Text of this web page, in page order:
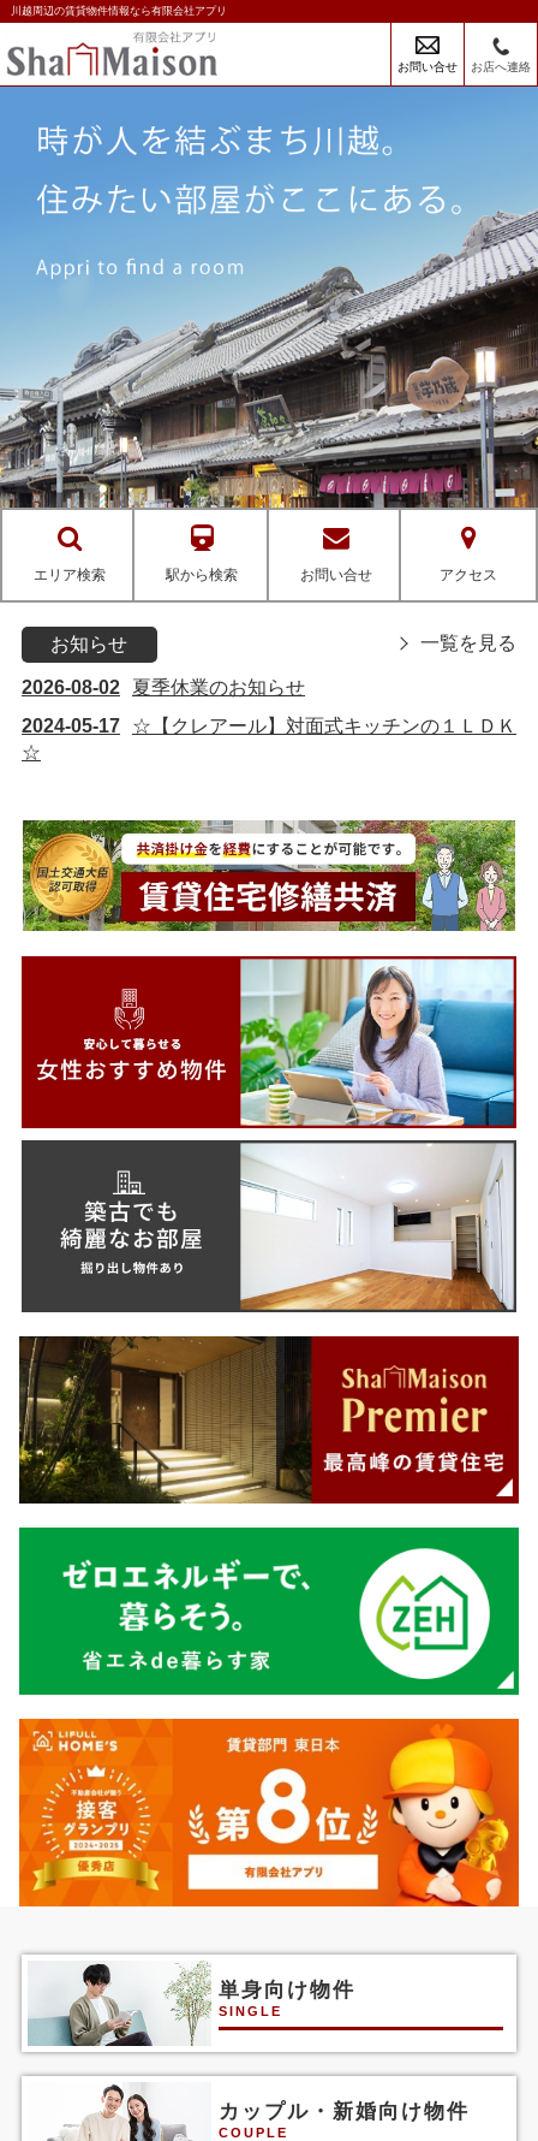
川越周辺の賃貸物件情報なら有限会社アプリ
お問い合せ お店へ連絡
エリア検索 駅から検索 お問い合せ アクセス
お知らせ 一覧を見る
単身向け物件
SINGLE
カップル・新婚向け物件
COUPLE